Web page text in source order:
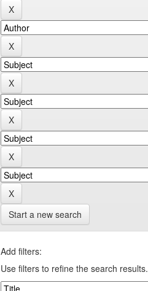
Start a new search
Add filters:
Use filters to refine the search results.